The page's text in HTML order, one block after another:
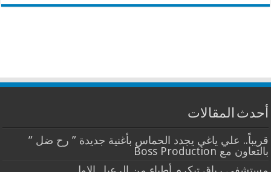
أحدث المقالات
قريباً.. علي ياغي يجدد الحماس بأغنية جديدة ” رح ضل ”
بالتعاون مع Boss Production